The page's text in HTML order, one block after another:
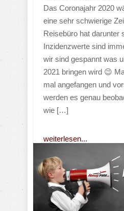
Das Coronajahr 2020
eine sehr schwierige
Reisebüro hat darunter
Inzidenzwerte sind
wir sind gespannt was
2021 bringen wird 😉
mal angefangen und
werden es genau
wie […]
weiterlesen...